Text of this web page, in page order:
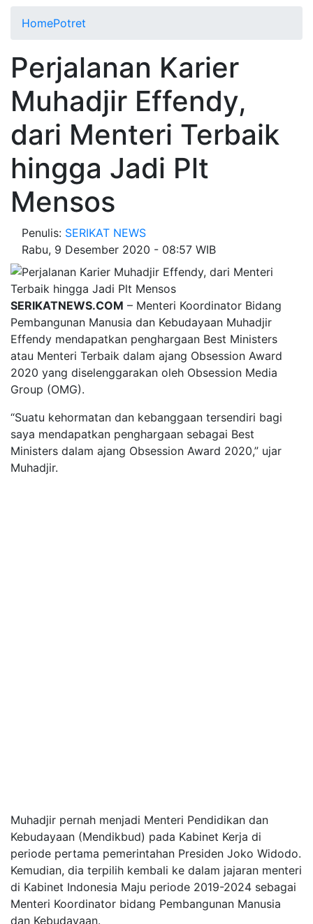
HomePotret
Perjalanan Karier
Muhadjir Effendy,
dari Menteri Terbaik
hingga Jadi Plt
Mensos
Penulis: SERIKAT NEWS
Rabu, 9 Desember 2020 - 08:57 WIB
SERIKATNEWS.COM – Menteri Koordinator Bidang
Pembangunan Manusia dan Kebudayaan Muhadjir
Effendy mendapatkan penghargaan Best Ministers
atau Menteri Terbaik dalam ajang Obsession Award
2020 yang diselenggarakan oleh Obsession Media
Group (OMG).
“Suatu kehormatan dan kebanggaan tersendiri bagi
saya mendapatkan penghargaan sebagai Best
Ministers dalam ajang Obsession Award 2020,” ujar
Muhadjir.
Muhadjir pernah menjadi Menteri Pendidikan dan
Kebudayaan (Mendikbud) pada Kabinet Kerja di
periode pertama pemerintahan Presiden Joko Widodo.
Kemudian, dia terpilih kembali ke dalam jajaran menteri
di Kabinet Indonesia Maju periode 2019-2024 sebagai
Menteri Koordinator bidang Pembangunan Manusia
dan Kebudayaan.